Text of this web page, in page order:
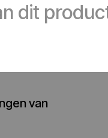
dit
van